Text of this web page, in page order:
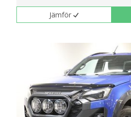
klickar du på Anpassa. Du kan
inställningar för cookies.
Jämför